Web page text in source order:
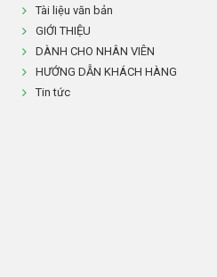
Tài liệu văn bản
GIỚI THIỆU
DÀNH CHO NHÂN VIÊN
HƯỚNG DẪN KHÁCH HÀNG
Tin tức